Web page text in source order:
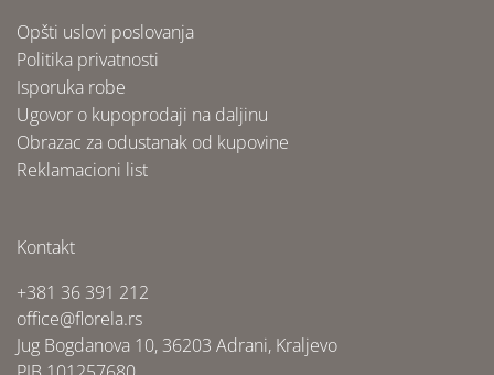
Opšti uslovi poslovanja
Politika privatnosti
Isporuka robe
Ugovor o kupoprodaji na daljinu
Obrazac za odustanak od kupovine
Reklamacioni list
Kontakt
+381 36 391 212
office@florela.rs
Jug Bogdanova 10, 36203 Adrani, Kraljevo